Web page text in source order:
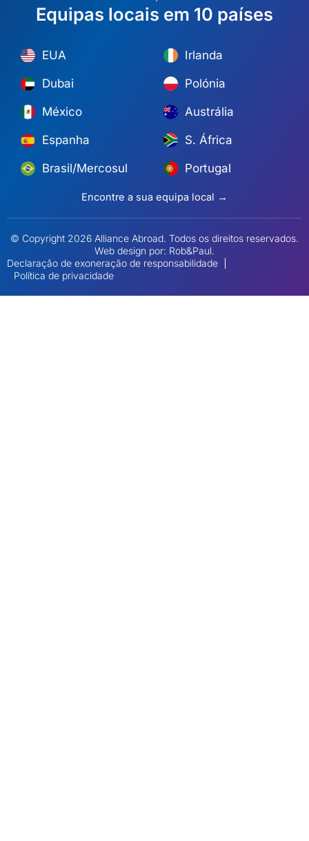
Equipas locais em 10 países
EUA
Dubai
México
Espanha
Brasil/Mercosul
Irlanda
Polónia
Austrália
S. África
Portugal
Encontre a sua equipa local →
© Copyright 2026 Alliance Abroad. Todos os direitos reservados.
Web design por: Rob&Paul.
Declaração de exoneração de responsabilidade
Política de privacidade